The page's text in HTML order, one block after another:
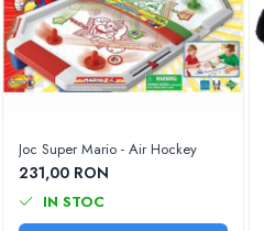
Joc Super Mario - Air Hockey
231,00 RON
IN STOC